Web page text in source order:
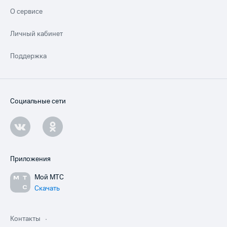
О сервисе
Личный кабинет
Поддержка
Социальные сети
Приложения
Мой МТС
Скачать
Контакты